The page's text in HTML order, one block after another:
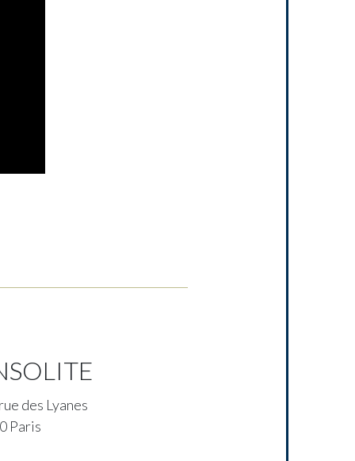
des Lyanes
Paris